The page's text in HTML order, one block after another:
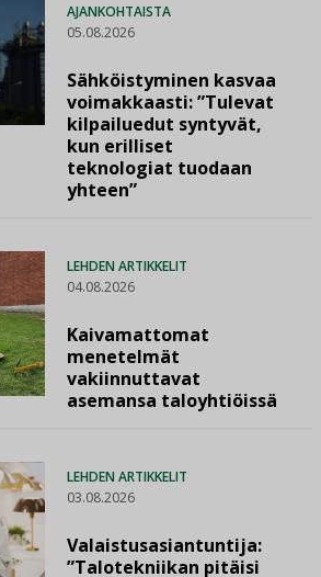
AJANKOHTAISTA
05.08.2026
Sähköistyminen kasvaa
voimakkaasti: ”Tulevat
kilpailuedut syntyvät,
kun erilliset
teknologiat tuodaan
yhteen”
LEHDEN ARTIKKELIT
04.08.2026
Kaivamattomat
menetelmät
vakiinnuttavat
asemansa taloyhtiöissä
LEHDEN ARTIKKELIT
03.08.2026
Valaistusasiantuntija:
”Talotekniikan pitäisi